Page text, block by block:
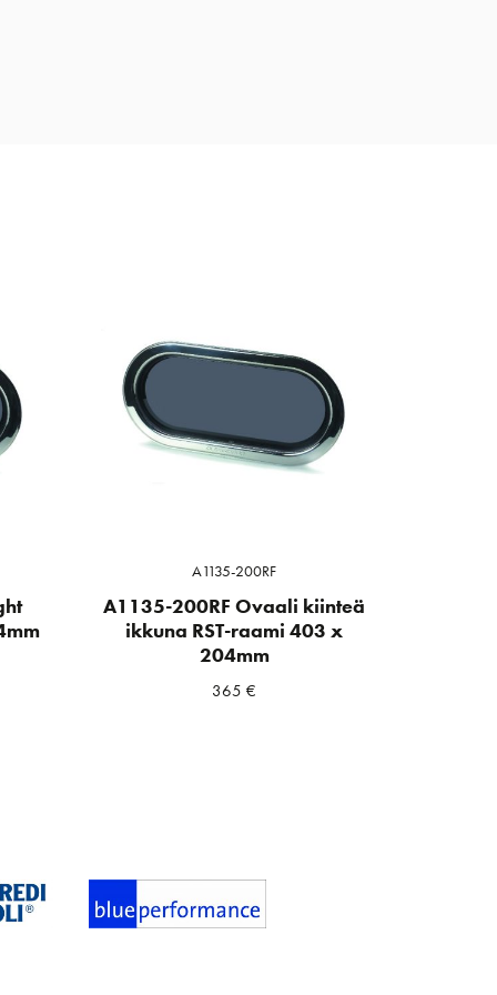
A1135-200RF
A1135-200RF Ovaali kiinteä
ikkuna RST-raami 403 x
204mm
365€